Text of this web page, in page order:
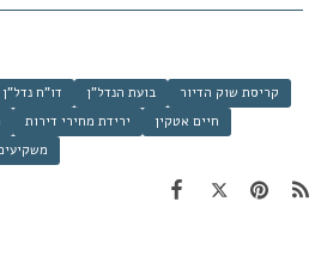
דו"ח נדל"ן בועת הנדל"ן
קריסת שוק הדיור
ירידת מחירי דירות
חיים אטקין